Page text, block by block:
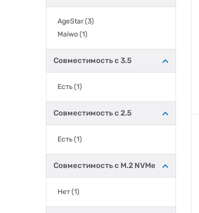
AgeStar(3)
Maiwo(1)
Совместимость с 3.5
Есть(1)
Совместимость с 2.5
Есть(1)
Совместимость с M.2 NVMe
Нет(1)